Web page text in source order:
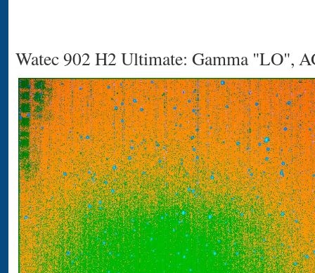
Watec 902 H2 Ultimate: Gamma "LO",